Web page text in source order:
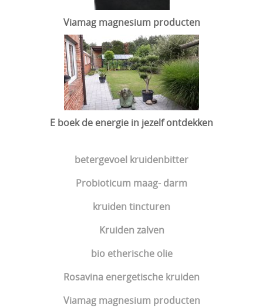
betergevoel kruidenbitter
Probioticum maag- darm
kruiden tincturen
Kruiden zalven
bio etherische olie
Rosavina energetische kruiden
Viamag magnesium producten
Viamag magnesium producten
E boek de energie in jezelf ontdekken